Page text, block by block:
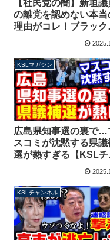
【社民党の闇】新垣議
の離党を認めない本当
理由がコレ！ブラック
党の内情を暴露する
KSLマガジン
広島県知事選の裏で…
スコミが沈黙する県議
選が熱すぎる【KSLチ
ンネル】マガジン257号
KSLチャンネル